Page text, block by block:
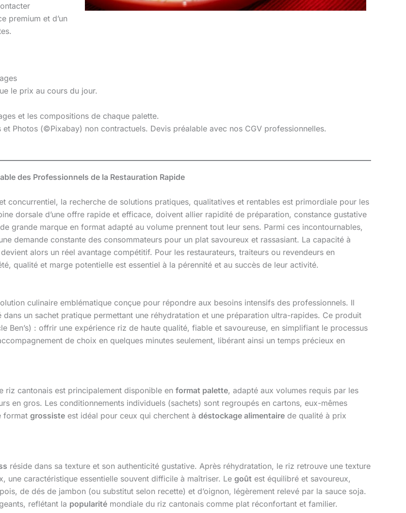
premium et d’un
le prix au cours du jour.
et les compositions de chaque palette.
Photos (©Pixabay) non contractuels. Devis préalable avec nos CGV professionnelles.
des Professionnels de la Restauration Rapide
concurrentiel, la recherche de solutions pratiques, qualitatives et rentables est primordiale pour les
dorsale d’une offre rapide et efficace, doivent allier rapidité de préparation, constance gustative
grande marque en format adapté au volume prennent tout leur sens. Parmi ces incontournables,
demande constante des consommateurs pour un plat savoureux et rassasiant. La capacité à
alors un réel avantage compétitif. Pour les restaurateurs, traiteurs ou revendeurs en
qualité et marge potentielle est essentiel à la pérennité et au succès de leur activité.
culinaire emblématique conçue pour répondre aux besoins intensifs des professionnels. Il
dans un sachet pratique permettant une réhydratation et une préparation ultra-rapides. Ce produit
Ben’s) : offrir une expérience riz de haute qualité, fiable et savoureuse, en simplifiant le processus
de choix en quelques minutes seulement, libérant ainsi un temps précieux en
riz cantonais est principalement disponible en format palette, adapté aux volumes requis par les
en gros. Les conditionnements individuels (sachets) sont regroupés en cartons, eux-mêmes
format grossiste est idéal pour ceux qui cherchent à déstockage alimentaire de qualité à prix
réside dans sa texture et son authenticité gustative. Après réhydratation, le riz retrouve une texture
une caractéristique essentielle souvent difficile à maîtriser. Le goût est équilibré et savoureux,
de dés de jambon (ou substitut selon recette) et d’oignon, légèrement relevé par la sauce soja.
reflétant la popularité mondiale du riz cantonais comme plat réconfortant et familier.